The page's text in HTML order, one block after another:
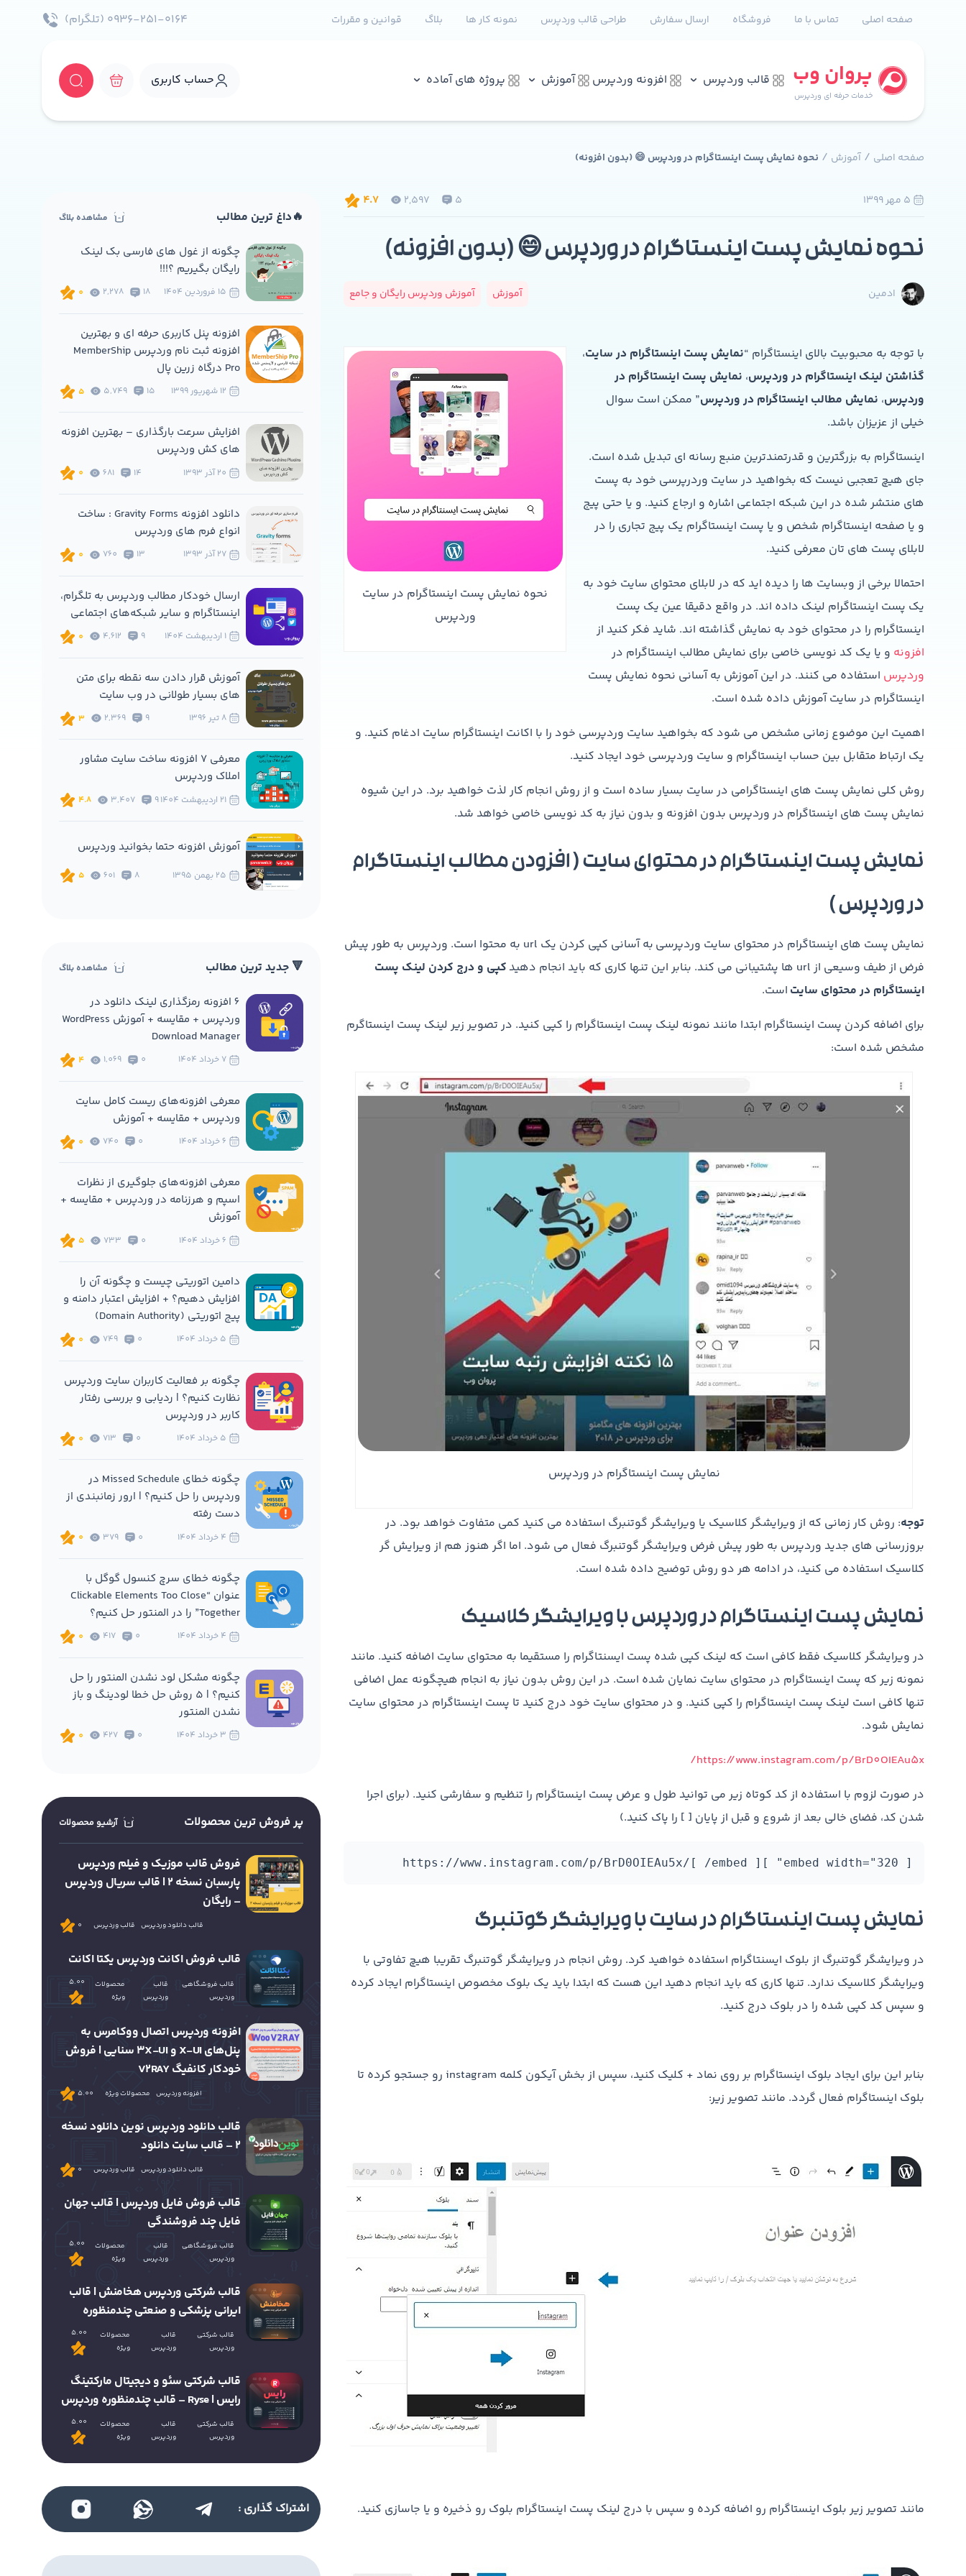
صفحه اصلی تماس با ما فروشگاه ارسال سفارش طراحی قالب وردپرس نمونه کار ها بلاگ قوانین و مقررات ۰۹۳۶-۲۵۱-۰۱۶۴ (تلگرام)
پروان وب
خدمات حرفه ای وردپرس
قالب وردپرس افزونه وردپرس آموزش پروژه های آماده حساب کاربری
صفحه اصلی / آموزش / نحوه نمایش پست اینستاگرام در وردپرس 😄 (بدون افزونه)
5
2,597
4.7
نحوه نمایش پست اینستاگرام در وردپرس 😄 (بدون افزونه)
ادمین آموزش آموزش وردپرس رایگان و جامع
نحوه نمایش پست اینستاگرام در سایت
وردپرس
با توجه به محبوبیت بالای اینستاگرام “نمایش پست اینستاگرام در سایت،
گذاشتن لینک اینستاگرام در وردپرس، نمایش پست اینستاگرام در
وردپرس، نمایش مطالب اینستاگرام در وردپرس” ممکن است سوال
خیلی از عزیزان باشد.
اینستاگرام به بزرگترین و قدرتمندترین منبع رسانه ای تبدیل شده است.
جای هیچ تعجبی نیست که بخواهید در سایت وردرپرسی خود به پست
های منتشر شده در این شبکه اجتماعی اشاره و ارجاع کنید. و یا حتی پیج
و یا صفحه اینستاگرام شخص و یا پست اینستاگرام یک پیج تجاری را در
لابلای پست های تان معرفی کنید.
احتمالا برخی از وبسایت ها را دیده اید که در لابلای محتوای سایت خود به
یک پست اینستاگرام لینک داده اند. در واقع دقیقا عین یک پست
اینستاگرام را در محتوای خود به نمایش گذاشته اند. شاید فکر کنید از
افزونه و یا یک کد نویسی خاصی برای نمایش مطالب اینستاگرام در
وردپرس استفاده می کنند. در این آموزش به آسانی نحوه نمایش پست
اینستاگرام در سایت آموزش داده شده است.
اهمیت این موضوع زمانی مشخص می شود که بخواهید سایت وردپرسی خود را با اکانت اینستاگرام سایت ادغام کنید. و
یک ارتباط متقابل بین حساب اینستاگرام و سایت وردپرسی خود ایجاد کنید.
روش کلی نمایش پست های اینستاگرامی در سایت بسیار ساده است و از روش انجام کار لذت خواهید برد. در این شیوه
نمایش پست های اینستاگرام در وردپرس بدون افزونه و بدون نیاز به کد نویسی خاصی خواهد شد.
نمایش پست اینستاگرام در محتوای سایت ( افزودن مطالب اینستاگرام
در وردپرس )
نمایش پست های اینستاگرام در محتوای سایت وردپرسی به آسانی کپی کردن یک url به محتوا است. وردپرس به طور پیش
فرض از طیف وسیعی از url ها پشتیبانی می کند. بنابر این تنها کاری که باید انجام دهید
کپی و درج کردن لینک پست
اینستاگرام در محتوای سایت است.
برای اضافه کردن پست اینستاگرام ابتدا مانند نمونه لینک پست اینستاگرام را کپی کنید. در تصویر زیر لینک پست اینستاگرم
مشخص شده است:
نمایش پست اینستاگرام در وردپرس
توجه: روش کار زمانی که از ویرایشگر کلاسیک یا ویرایشگر گوتنبرگ استفاده می کنید کمی متفاوت خواهد بود. در
بروزرسانی های جدید وردپرس به طور پیش فرض ویرایشگر گوتنبرگ فعال می شود. اما اگر هنوز هم از ویرایش گر
کلاسیک استفاده می کنید، در ادامه هر دو روش توضیح داده شده است.
نمایش پست اینستاگرام در وردپرس با ویرایشگر کلاسیک
در ویرایشگر کلاسیک فقط کافی است که لینک کپی شده پست ایسنتاگرام را مستقیما به محتوای سایت اضافه کنید. مانند
نمونه زیر که پست اینستاگرام در محتوای سایت نمایان شده است. در این روش بدون نیاز به انجام هیچگونه عمل اضافی
تنها کافی است لینک پست اینستاگرام را کپی کنید. و در محتوای سایت خود درج کنید تا پست اینستاگرام در محتوای سایت
نمایش شود.
https://www.instagram.com/p/BrD0OIEAu5x/
در صورت لزوم با استفاده از کد کوتاه زیر می توانید طول و عرض پست اینستاگرام را تنظیم و سفارشی کنید. (برای اجرا
شدن کد، فضای خالی بعد از شروع و قبل از پایان [ ] را پاک کنید.)
[ embed width="320" ]https://www.instagram.com/p/BrD0OIEAu5x/[ /embed ]
نمایش پست اینستاگرام در سایت با ویرایشگر گوتنبرگ
در ویرایشگر گوتنبرگ از بلوک ایسنتاگرام استفاده خواهید کرد. روش انجام در ویرایشگر گوتنبرگ تقریبا هیچ تفاوتی با
ویرایشگر کلاسیک ندارد. تنها کاری که باید انجام دهید این هست که ابتدا باید یک بلوک مخصوص اینستاگرام ایجاد کرده
و سپس کد کپی شده را در بلوک درج کنید.
بنابر این برای ایجاد بلوک اینستاگرام بر روی نماد + کلیک کنید، سپس از بخش آیکون کلمه instagram رو جستجو کرده تا
بلوک اینستاگرام فعال گردد. مانند تصویر زیر:
مانند تصویر زیر بلوک اینستاگرام رو اضافه کرده و سپس با درج لینک پست اینستاگرام بلوک رو ذخیره و یا جاسازی کنید.
🔥داغ ترین مطالب مشاهده بلاگ
چگونه از غول های فارسی بک لینک
رایگان بگیریم ؟!!!
18
2,278
0
افزونه پنل کاربری حرفه ای و بهترین
افزونه ثبت نام وردپرس MemberShip
Pro درگاه زرین پال
15
5,749
5
افزایش سرعت بارگذاری – بهترین افزونه
های کش وردپرس
14
681
0
دانلود افزونه Gravity Forms : ساخت
انواع فرم های وردپرس
13
760
0
ارسال خودکار مطالب وردپرس به تلگرام،
اینستاگرام و سایر شبکه‌های اجتماعی
9
4,612
0
آموزش قرار دادن سه نقطه برای متن
های بسیار طولانی در وب سایت
9
2,369
3
معرفی 7 افزونه ساخت سایت مشاور
املاک وردپرس
9
3,407
4.8
آموزش افزونه حتما بخوانید وردپرس
8
601
5
🔻 جدید ترین مطالب مشاهده بلاگ
6 افزونه‌ رمزگذاری لینک دانلود در
وردپرس + مقایسه + آموزش WordPress
Download Manager
0
1,069
4
معرفی افزونه‌های ریست کامل سایت
وردپرس + مقایسه + آموزش
0
740
0
معرفی افزونه‌های جلوگیری از نظرات
اسپم و هرزنامه در وردپرس + مقایسه +
آموزش
0
733
5
دامین اتوریتی چیست و چگونه آن را
افزایش دهیم؟ + افزایش اعتبار دامنه و
پیج اتوریتی (Domain Authority)
0
749
0
چگونه بر فعالیت کاربران سایت وردپرس
نظارت کنیم؟ | ردیابی و بررسی رفتار
کاربر در وردپرس
0
713
0
چگونه خطای Missed Schedule در
وردپرس را حل کنیم؟ | ارور زمانبندی از
دست رفته
0
379
0
چگونه خطای سرچ کنسول گوگل با
عنوان “Clickable Elements Too Close
Together” را در المنتور حل کنیم؟
0
417
0
چگونه مشکل لود نشدن المنتور را حل
کنیم؟ | 5 روش حل خطا لودینگ و باز
نشدن المنتور
0
427
0
پر فروش ترین محصولات آرشیو محصولات
فروش قالب موزیک و فیلم وردپرس
پارسبان نسخه 2 | قالب سریال وردپرس
– رایگان
قالب دانلود وردپرس قالب وردپرس 0
قالب فروش اکانت وردپرس یکتا اکانت
قالب فروشگاهی
وردپرس
قالب
وردپرس
محصولات
ویژه
5.00
افزونه وردپرس اتصال ووکامرس به
پنل‌های X-UI و 3X-UI سنایی | فروش
خودکار کانفیگ V2RAY
افزونه وردپرس محصولات ویژه 5.00
قالب دانلود وردپرس نوین دانلود نسخه
2 – قالب سایت دانلود
قالب دانلود وردپرس قالب وردپرس 0
قالب فروش فایل وردپرس | قالب جهان
فایل چند فروشندگی
قالب فروشگاهی
وردپرس
قالب
وردپرس
محصولات
ویژه
5.00
قالب شرکتی وردپرس هخامنش | قالب
ایرانی پزشکی و صنعتی چندمنظوره
قالب شرکتی
وردپرس
قالب
وردپرس
محصولات
ویژه
5.00
قالب شرکتی سئو و دیجیتال مارکتینگ
رایس | Ryse – قالب چندمنظوره وردپرس
قالب شرکتی
وردپرس
قالب
وردپرس
محصولات
ویژه
5.00
اشتراک گذاری :